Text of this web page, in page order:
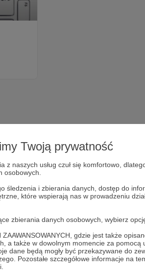
Twoją prywatność
naszych usług czuł się komfortowo,
osobowych.
śledzenia i zbierania danych, dostęp do
które wspierają nas w prowadzeniu
zbierania danych osobowych, wybierz opcję
gdzie jest także
a także w dowolnym momencie za pomocą
dane będą mogły być przekazywane do
Pozostałe szczegółowe informacje na
AutoraKrzysztof Radzikowski już
Zostań Patronem